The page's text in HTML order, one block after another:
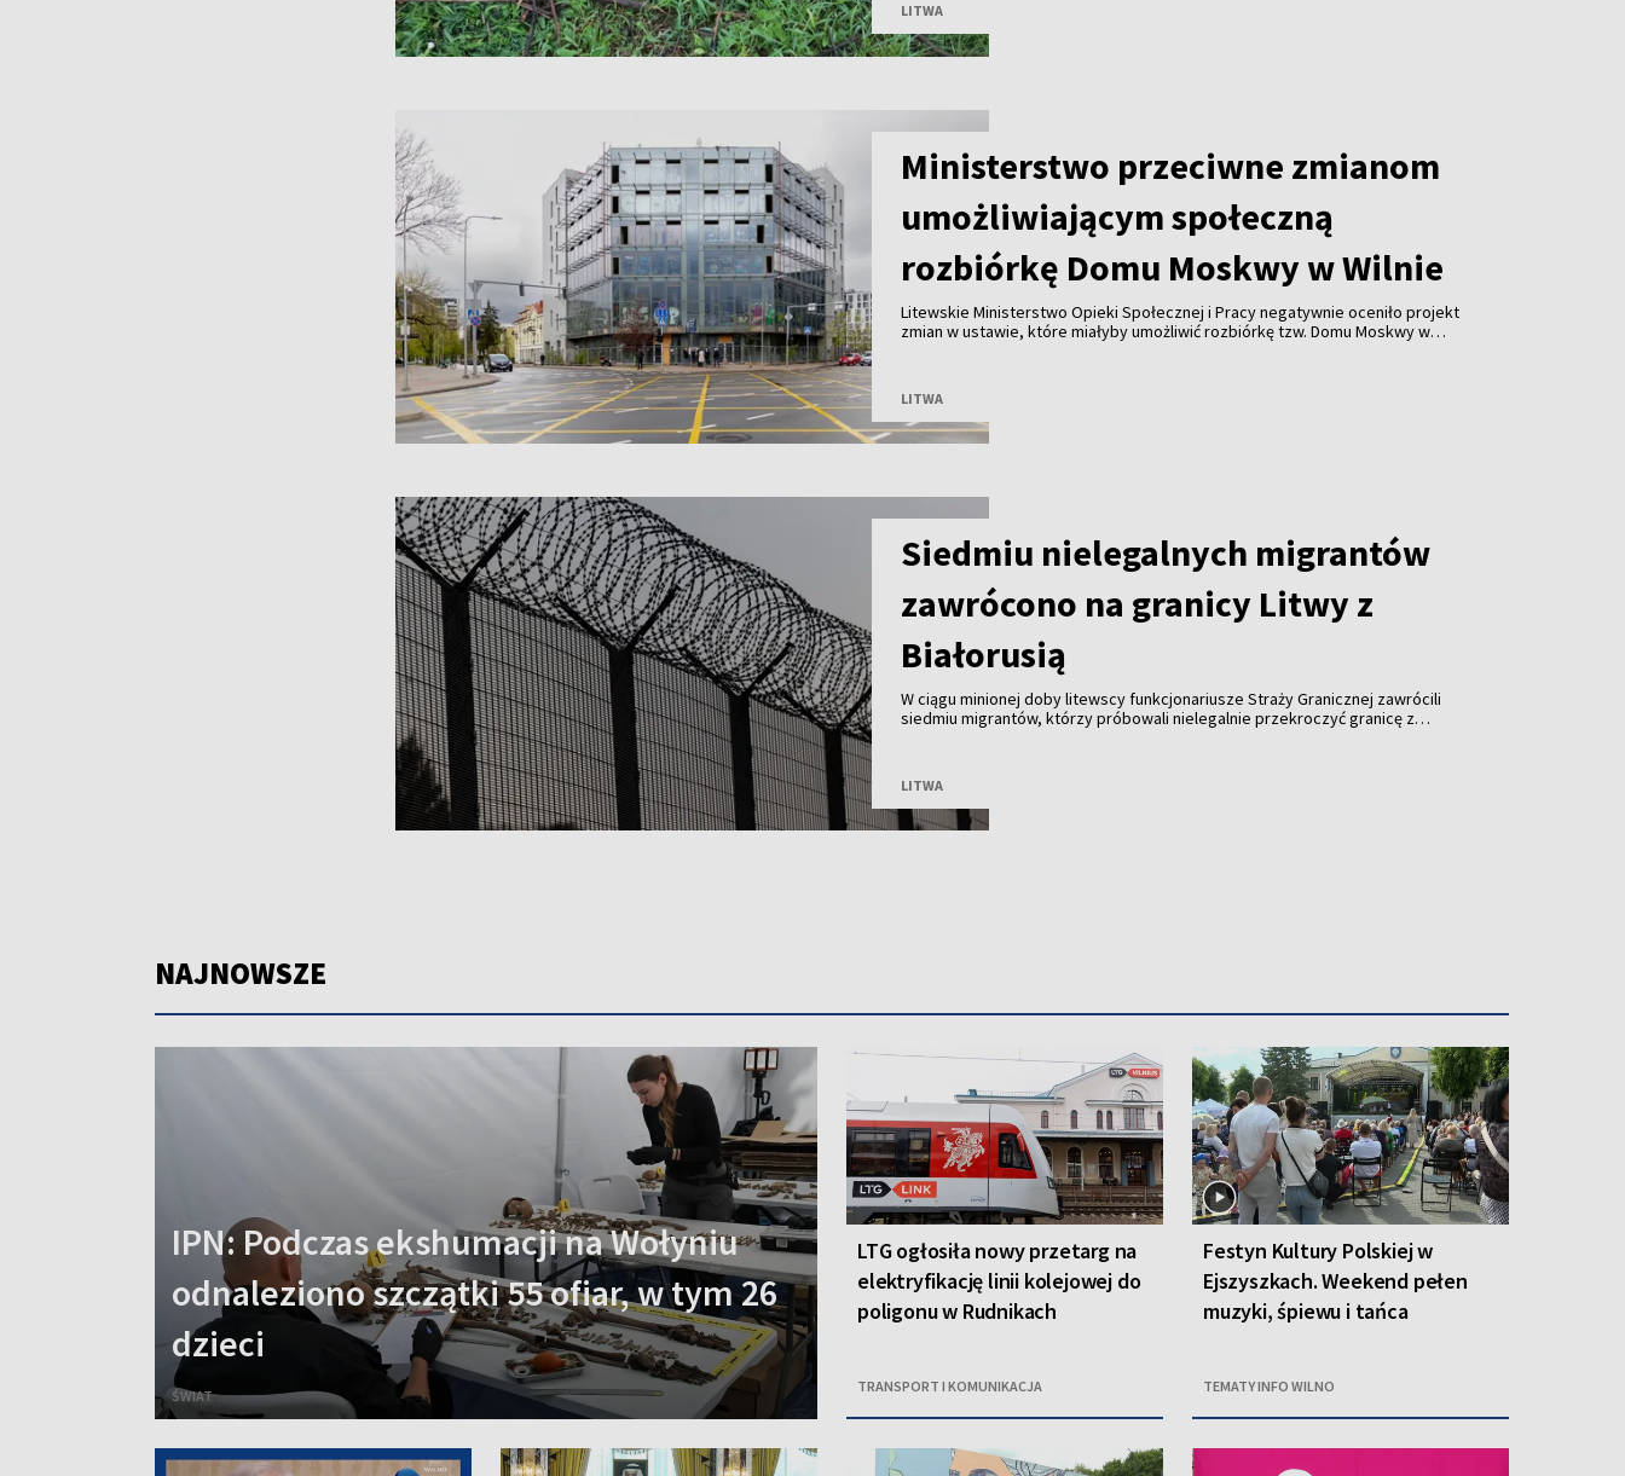
LITWA
Ministerstwo przeciwne zmianom
umożliwiającym społeczną
rozbiórkę Domu Moskwy w Wilnie
Litewskie Ministerstwo Opieki Społecznej i Pracy negatywnie oceniło projekt
zmian w ustawie, które miałyby umożliwić rozbiórkę tzw. Domu Moskwy w
LITWA
Siedmiu nielegalnych migrantów
zawrócono na granicy Litwy z
Białorusią
W ciągu minionej doby litewscy funkcjonariusze Straży Granicznej zawrócili
siedmiu migrantów, którzy próbowali nielegalnie przekroczyć granicę z
LITWA
NAJNOWSZE
IPN: Podczas ekshumacji na Wołyniu
odnaleziono szczątki 55 ofiar, w tym 26
dzieci
ŚWIAT
LTG ogłosiła nowy przetarg na
elektryfikację linii kolejowej do
poligonu w Rudnikach
TRANSPORT I KOMUNIKACJA
Festyn Kultury Polskiej w
Ejszyszkach. Weekend pełen
muzyki, śpiewu i tańca
TEMATY INFO WILNO